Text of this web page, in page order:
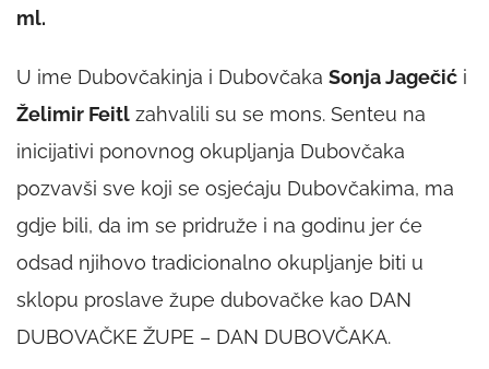
ml.
U ime Dubovčakinja i Dubovčaka Sonja Jagečić i
Želimir Feitl zahvalili su se mons. Senteu na
inicijativi ponovnog okupljanja Dubovčaka
pozvavši sve koji se osjećaju Dubovčakima, ma
gdje bili, da im se pridruže i na godinu jer će
odsad njihovo tradicionalno okupljanje biti u
sklopu proslave župe dubovačke kao DAN
DUBOVAČKE ŽUPE – DAN DUBOVČAKA.